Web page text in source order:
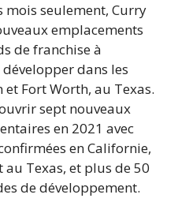
mois seulement, Curry
emplacements
de franchise à
dans les
Fort Worth, au Texas.
sept nouveaux
en 2021 avec
en Californie,
au Texas, et plus de 50
de développement.